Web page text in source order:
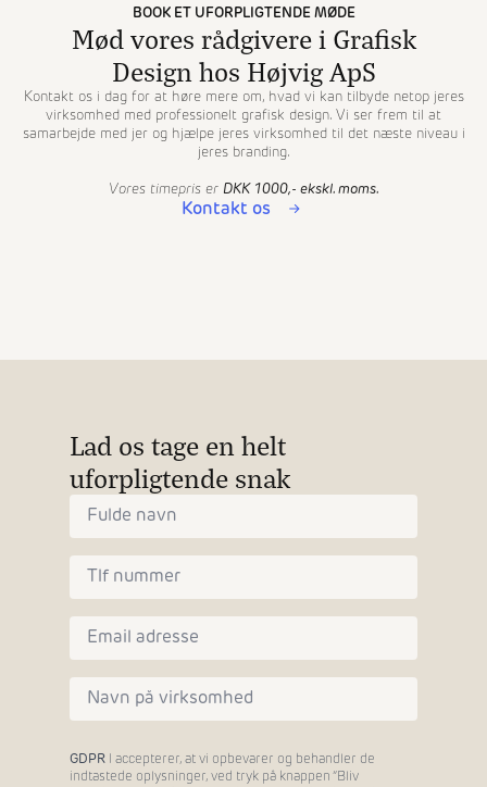
BOOK ET UFORPLIGTENDE MØDE
Mød vores rådgivere i Grafisk
Design hos Højvig ApS
Kontakt os i dag for at høre mere om, hvad vi kan tilbyde netop jeres
virksomhed med professionelt grafisk design. Vi ser frem til at
samarbejde med jer og hjælpe jeres virksomhed til det næste niveau i
jeres branding.
Vores timepris er DKK 1000,- ekskl. moms.
Kontakt os
Lad os tage en helt
uforpligtende snak
GDPR I accepterer, at vi opbevarer og behandler de
indtastede oplysninger, ved tryk på knappen “Bliv